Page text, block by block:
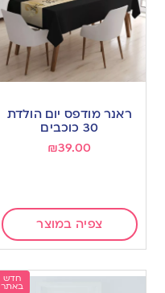
ראנר מודפס יום הולדת
30 כוכבים
₪39.00
צפיה במוצר
חדש
באתר